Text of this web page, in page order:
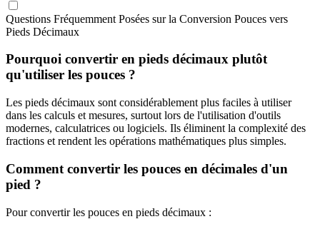
Questions Fréquemment Posées sur la Conversion Pouces vers
Pieds Décimaux
Pourquoi convertir en pieds décimaux plutôt
qu'utiliser les pouces ?
Les pieds décimaux sont considérablement plus faciles à utiliser
dans les calculs et mesures, surtout lors de l'utilisation d'outils
modernes, calculatrices ou logiciels. Ils éliminent la complexité des
fractions et rendent les opérations mathématiques plus simples.
Comment convertir les pouces en décimales d'un
pied ?
Pour convertir les pouces en pieds décimaux :